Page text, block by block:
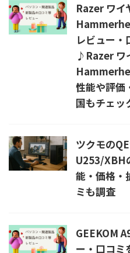
Razer ワイ
レビュー・
♪Razer ワ
性能や評価
国もチェッ
ツクモの
U253/XBH
能・価格・
ミも調査
GEEKOM
ー・口コ